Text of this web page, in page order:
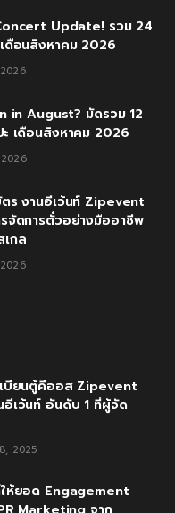
a
a
m
u
Update! รวม 24
ดือนสิงหาคม 2026
in August? มัดรวม 12
เดือนสิงหาคม 2026
ร งานอีเว้นท์ Zipevent
จัดการตั๋วอย่างมืออาชีพ
กล
เบียนตู้คีออส Zipevent
อีเว้นท์ อันดับ 1 ที่ผู้จัด
2025
ห้ยอด Engagement